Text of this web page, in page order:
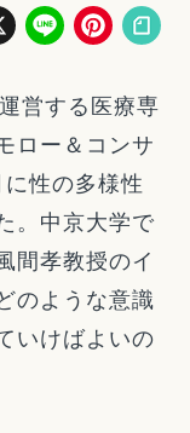
X Line
営する医療専
ロー＆コンサ
性の多様性
。中京大学で
間孝教授のイ
のような意識
いけばよいの